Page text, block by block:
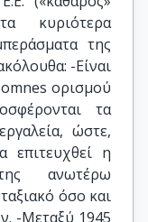
κυριότερα
της
-Είναι
ορισμού
τα
ώστε,
επιτευχθεί η
ανωτέρω
όσο και
-Μεταξύ 1945